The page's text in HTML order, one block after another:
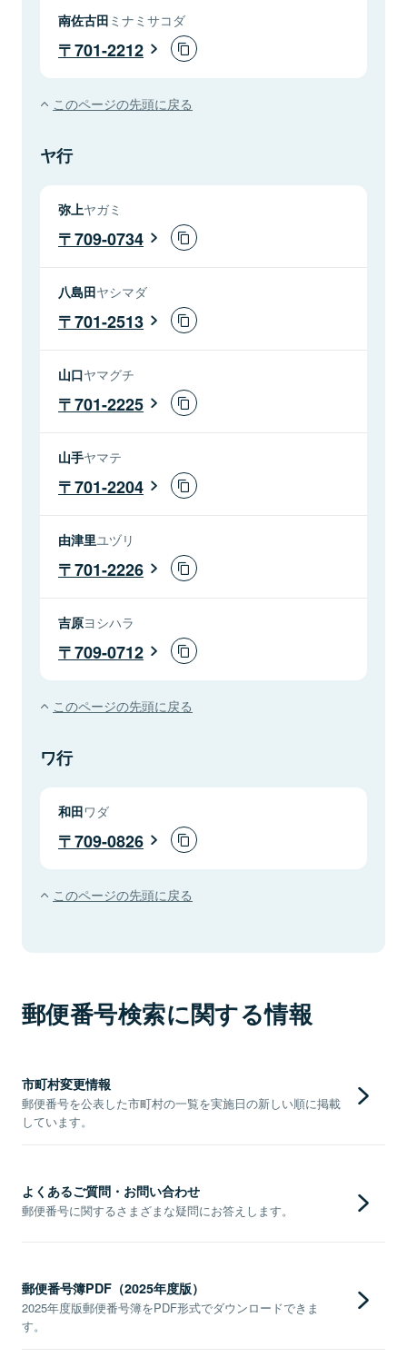
南佐古田 ミナミサコダ
701-2212
このページの先頭に戻る
ヤ行
弥上ヤガミ
709-0734
八島田ヤシマダ
701-2513
山口ヤマグチ
701-2225
山手ヤマテ
701-2204
由津里ユヅリ
701-2226
吉原ヨシハラ
709-0712
このページの先頭に戻る
ワ行
和田ワダ
709-0826
このページの先頭に戻る
郵便番号検索に関する情報
市町村変更情報
郵便番号を公表した市町村の一覧を実施日の新しい順に掲載
しています。
よくあるご質問・お問い合わせ
郵便番号に関するさまざまな疑問にお答えします。
郵便番号簿PDF（2025年度版）
2025年度版郵便番号簿をPDF形式でダウンロードできま
す。